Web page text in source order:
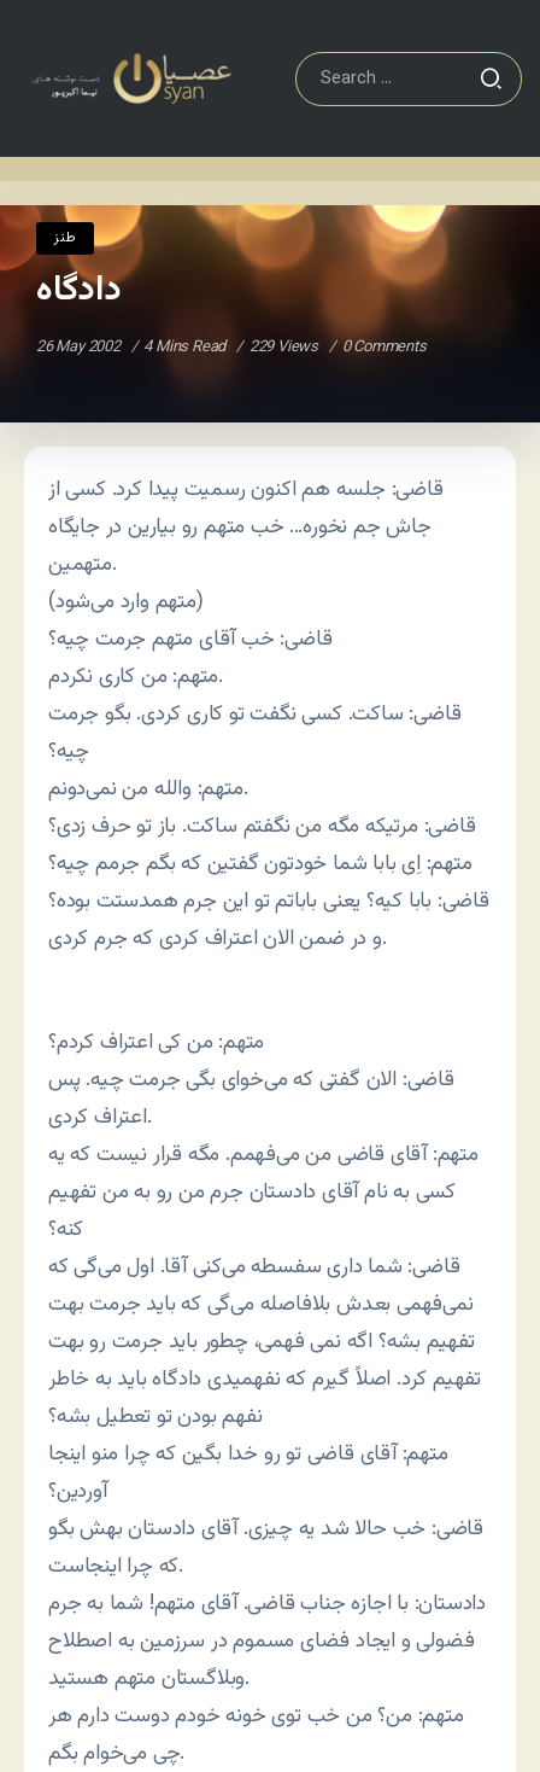
طنز
دادگاه
26 May 2002 4 Mins Read 229 Views 0 Comments
قاضی: جلسه هم اکنون رسمیت پیدا کرد. کسی از
جاش جم نخوره… خب متهم رو بیارین در جایگاه
متهمین.
(متهم وارد می‌شود)
قاضی: خب آقای متهم جرمت چیه؟
متهم: من کاری نکردم.
قاضی: ساکت. کسی نگفت تو کاری کردی. بگو جرمت
چیه؟
متهم: والله من نمی‌دونم.
قاضی: مرتیکه مگه من نگفتم ساکت. باز تو حرف زدی؟
متهم: اِی بابا شما خودتون گفتین که بگم جرمم چیه؟
قاضی: بابا کیه؟ یعنی باباتم تو این جرم همدستت بوده؟
و در ضمن الان اعتراف کردی که جرم کردی.
متهم: من کی اعتراف کردم؟
قاضی: الان گفتی که می‌خوای بگی جرمت چیه. پس
اعتراف کردی.
متهم: آقای قاضی من می‌فهمم. مگه قرار نیست که یه
کسی به نام آقای دادستان جرم من رو به من تفهیم
کنه؟
قاضی: شما داری سفسطه می‌کنی آقا. اول می‌گی که
نمی‌فهمی بعدش بلافاصله می‌گی که باید جرمت بهت
تفهیم بشه؟ اگه نمی فهمی‌، چطور باید جرمت رو بهت
تفهیم کرد. اصلاً گیرم که نفهمیدی دادگاه باید به خاطر
نفهم بودن تو تعطیل بشه؟
متهم: آقای قاضی تو رو خدا بگین که چرا منو اینجا
آوردین؟
قاضی: خب حالا شد یه چیزی. آقای دادستان بهش بگو
که چرا اینجاست.
دادستان: با اجازه جناب قاضی. آقای متهم! شما به جرم
فضولی و ایجاد فضای مسموم در سرزمین به اصطلاح
وبلاگستان متهم هستید.
متهم: من؟ من خب توی خونه خودم دوست دارم هر
چی می‌خوام بگم.